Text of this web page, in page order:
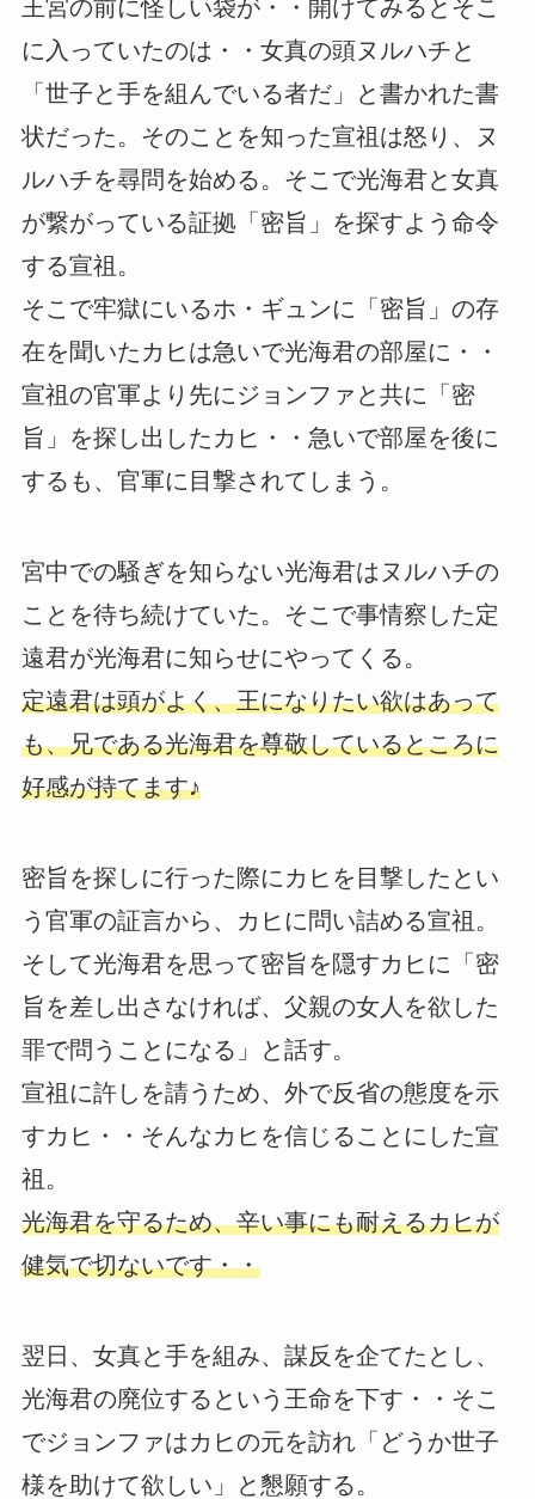
王宮の前に怪しい袋が・・開けてみるとそこ
に入っていたのは・・女真の頭ヌルハチと
「世子と手を組んでいる者だ」と書かれた書
状だった。そのことを知った宣祖は怒り、ヌ
ルハチを尋問を始める。そこで光海君と女真
が繋がっている証拠「密旨」を探すよう命令
する宣祖。
そこで牢獄にいるホ・ギュンに「密旨」の存
在を聞いたカヒは急いで光海君の部屋に・・
宣祖の官軍より先にジョンファと共に「密
旨」を探し出したカヒ・・急いで部屋を後に
するも、官軍に目撃されてしまう。
宮中での騒ぎを知らない光海君はヌルハチの
ことを待ち続けていた。そこで事情察した定
遠君が光海君に知らせにやってくる。
定遠君は頭がよく、王になりたい欲はあって
も、兄である光海君を尊敬しているところに
好感が持てます♪
密旨を探しに行った際にカヒを目撃したとい
う官軍の証言から、カヒに問い詰める宣祖。
そして光海君を思って密旨を隠すカヒに「密
旨を差し出さなければ、父親の女人を欲した
罪で問うことになる」と話す。
宣祖に許しを請うため、外で反省の態度を示
すカヒ・・そんなカヒを信じることにした宣
祖。
光海君を守るため、辛い事にも耐えるカヒが
健気で切ないです・・
翌日、女真と手を組み、謀反を企てたとし、
光海君の廃位するという王命を下す・・そこ
でジョンファはカヒの元を訪れ「どうか世子
様を助けて欲しい」と懇願する。